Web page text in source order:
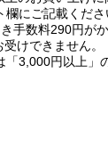
にご記載くださ
手数料290円が
けできません。
3,000円以上」